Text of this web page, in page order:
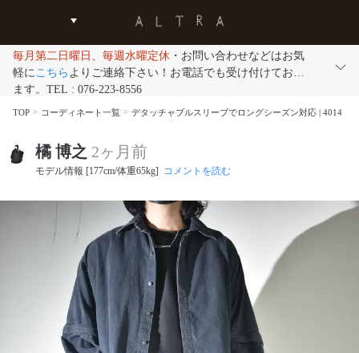
毎月第二日曜日、毎週水曜定休 ・お問い合わせなどはお気
軽にこちら よりご連絡下さい！お電話でも受け付けており
ます。TEL : 076-223-8556
TOP コーディネート一覧 デタッチャブルスリーブでロングシーズン対応 | 4014
橘 博之 2ヶ月前
モデル情報 [177cm/体重65kg] コメントを読む